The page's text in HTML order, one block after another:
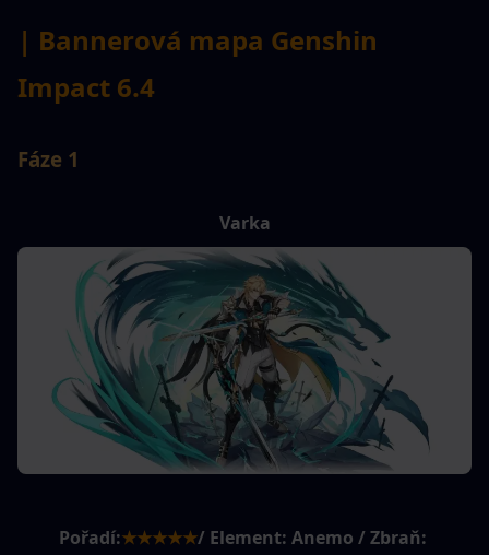
| Bannerová mapa Genshin
Impact 6.4
Fáze 1
Varka
Pořadí:★★★★★/ Element: Anemo / Zbraň: